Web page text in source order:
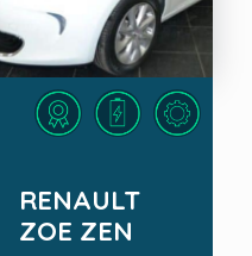
RENAULT
ZOE ZEN